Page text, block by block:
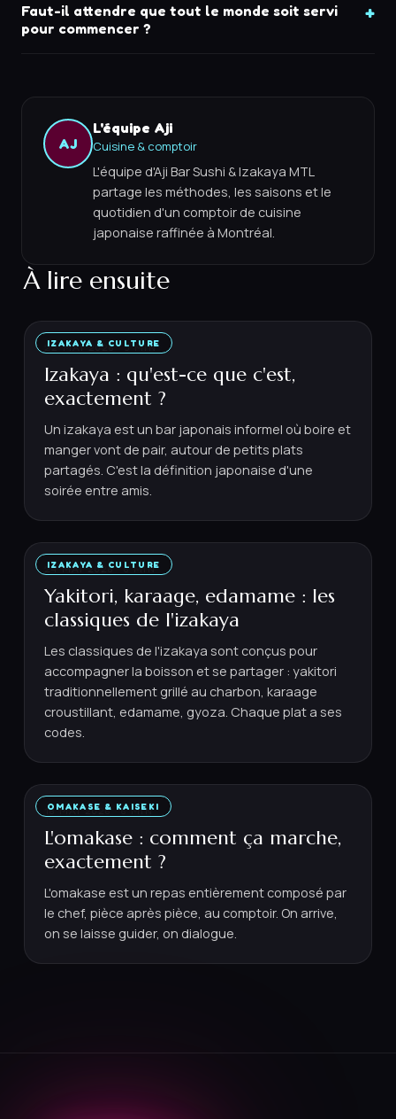
Faut-il attendre que tout le monde soit servi
pour commencer ?
AJ
L'équipe Aji
Cuisine & comptoir
L'équipe d'Aji Bar Sushi & Izakaya MTL
partage les méthodes, les saisons et le
quotidien d'un comptoir de cuisine
japonaise raffinée à Montréal.
À lire ensuite
IZAKAYA & CULTURE
22 MAI 2026 · 5 MIN
Izakaya : qu'est-ce que c'est,
exactement ?
Un izakaya est un bar japonais informel où boire et
manger vont de pair, autour de petits plats
partagés. C'est la définition japonaise d'une
soirée entre amis.
IZAKAYA & CULTURE
24 MAI 2026 · 6 MIN
Yakitori, karaage, edamame : les
classiques de l'izakaya
Les classiques de l'izakaya sont conçus pour
accompagner la boisson et se partager : yakitori
traditionnellement grillé au charbon, karaage
croustillant, edamame, gyoza. Chaque plat a ses
codes.
OMAKASE & KAISEKI
18 MAI 2026 · 6 MIN
L'omakase : comment ça marche,
exactement ?
L'omakase est un repas entièrement composé par
le chef, pièce après pièce, au comptoir. On arrive,
on se laisse guider, on dialogue.